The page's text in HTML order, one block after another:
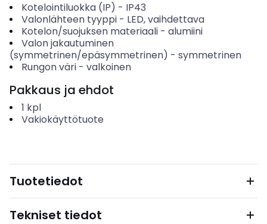
Kotelointiluokka (IP) - IP43
Valonlähteen tyyppi- LED, vaihdettava
Kotelon/suojuksen materiaali- alumiini
Valon jakautuminen
(symmetrinen/epäsymmetrinen) - symmetrinen
Rungon väri- valkoinen
Pakkaus ja ehdot
1 kpl
Vakiokäyttötuote
Tuotetiedot
Tekniset tiedot